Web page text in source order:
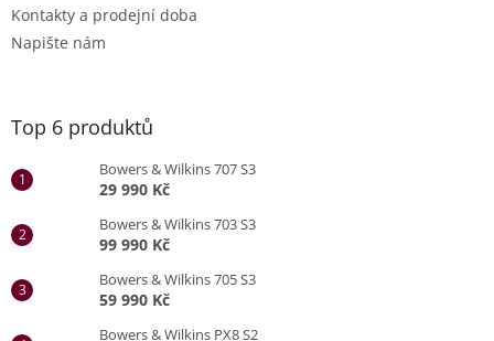
Kontakty a prodejní doba
Napište nám
Top 6 produktů
Bowers & Wilkins 707 S3
29 990 Kč
Bowers & Wilkins 703 S3
99 990 Kč
Bowers & Wilkins 705 S3
59 990 Kč
Bowers & Wilkins PX8 S2